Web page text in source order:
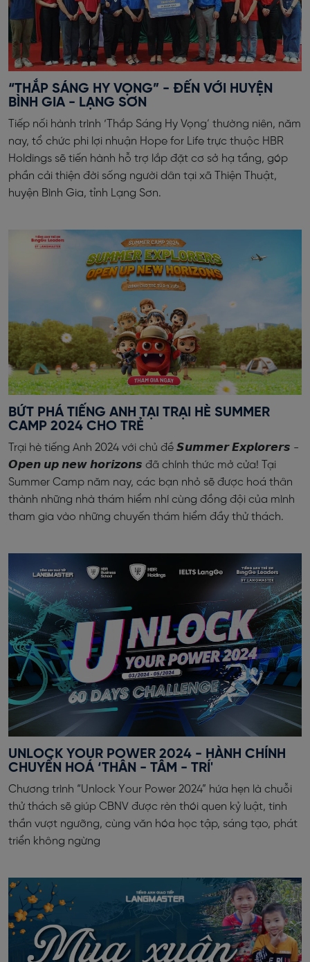
“THẮP SÁNG HY VỌNG” - ĐẾN VỚI HUYỆN
BÌNH GIA - LẠNG SƠN
Tiếp nối hành trình ‘Thắp Sáng Hy Vọng’ thường niên, năm
nay, tổ chức phi lợi nhuận Hope for Life trực thuộc HBR
Holdings sẽ tiến hành hỗ trợ lắp đặt cơ sở hạ tầng, góp
phần cải thiện đời sống người dân tại xã Thiện Thuật,
huyện Bình Gia, tỉnh Lạng Sơn.
BỨT PHÁ TIẾNG ANH TẠI TRẠI HÈ SUMMER
CAMP 2024 CHO TRẺ
​Trại hè tiếng Anh 2024 với chủ đề 𝙎𝙪𝙢𝙢𝙚𝙧 𝙀𝙭𝙥𝙡𝙤𝙧𝙚𝙧𝙨 -
𝙊𝙥𝙚𝙣 𝙪𝙥 𝙣𝙚𝙬 𝙝𝙤𝙧𝙞𝙯𝙤𝙣𝙨 đã chính thức mở cửa! Tại
Summer Camp năm nay, các bạn nhỏ sẽ được hoá thân
thành những nhà thám hiểm nhí cùng đồng đội của mình
tham gia vào những chuyến thám hiểm đầy thử thách.
UNLOCK YOUR POWER 2024 - HÀNH CHÍNH
CHUYỂN HOÁ ‘THÂN - TÂM - TRÍ'
Chương trình “Unlock Your Power 2024” hứa hẹn là chuỗi
thử thách sẽ giúp CBNV được rèn thói quen kỷ luật, tinh
thần vượt ngưỡng, cùng văn hóa học tập, sáng tạo, phát
triển không ngừng